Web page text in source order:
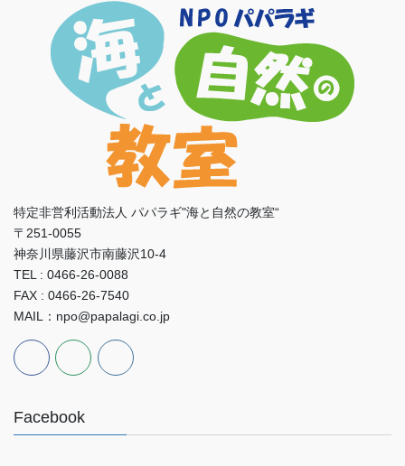
特定非営利活動法人 パパラギ"海と自然の教室“
〒251-0055
神奈川県藤沢市南藤沢10-4
TEL : 0466-26-0088
FAX : 0466-26-7540
MAIL：npo@papalagi.co.jp
Facebook